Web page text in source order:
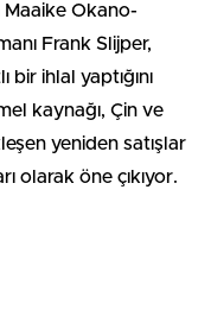
Maaike Okano-
Frank Slijper,
ihlal yaptığını
kaynağı, Çin ve
yeniden satışlar
olarak öne çıkıyor.